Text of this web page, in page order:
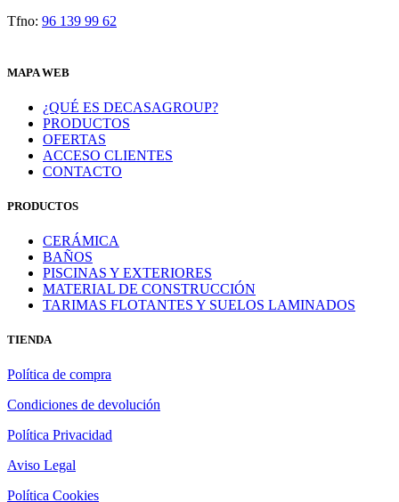
Tfno: 96 139 99 62
MAPA WEB
¿QUÉ ES DECASAGROUP?
PRODUCTOS
OFERTAS
ACCESO CLIENTES
CONTACTO
PRODUCTOS
CERÁMICA
BAÑOS
PISCINAS Y EXTERIORES
MATERIAL DE CONSTRUCCIÓN
TARIMAS FLOTANTES Y SUELOS LAMINADOS
TIENDA
Política de compra
Condiciones de devolución
Política Privacidad
Aviso Legal
Política Cookies